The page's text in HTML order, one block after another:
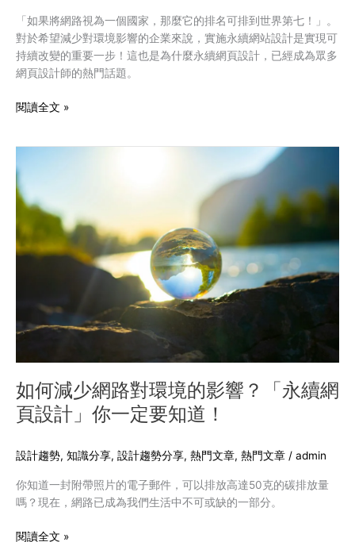
「如果將網路視為一個國家，那麼它的排名可排到世界第七！」。
對於希望減少對環境影響的企業來說，實施永續網站設計是實現可
持續改變的重要一步！這也是為什麼永續網頁設計，已經成為眾多
網頁設計師的熱門話題。
閱讀全文 »
如何減少網路對環境的影響？「永續網
頁設計」你一定要知道！
設計趨勢, 知識分享, 設計趨勢分享, 熱門文章​, 熱門文章 / admin
你知道一封附帶照片的電子郵件，可以排放高達50克的碳排放量
嗎？現在，網路已成為我們生活中不可或缺的一部分。
何
減
少
網
路
對
影
「永
續
網
頁
計」
一
定
知
閱讀全文 »